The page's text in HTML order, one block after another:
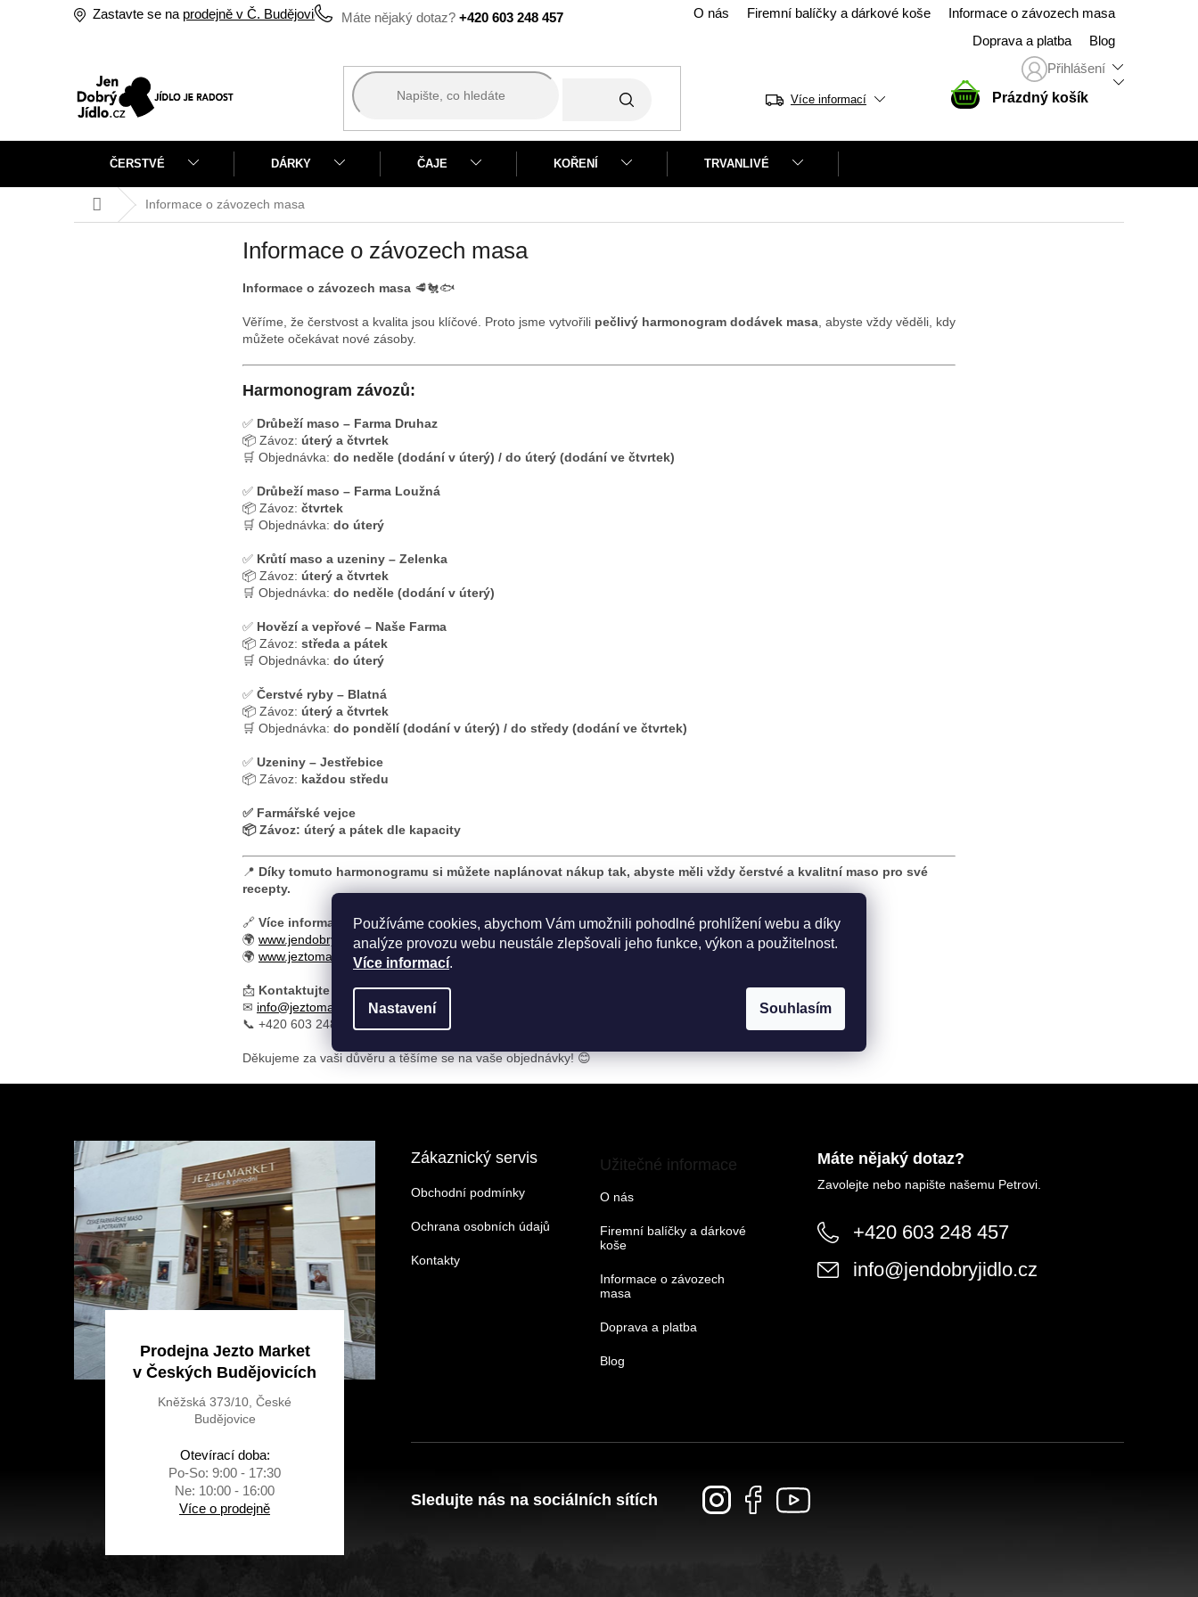
Používáme cookies, abychom Vám umožnili pohodlné prohlížení webu a díky
analýze provozu webu neustále zlepšovali jeho funkce, výkon a použitelnost.
Více informací.
Nastavení Souhlasím
+420 603 248 457
Zastavte se na prodejně v Č. Budějovicích O nás Firemní balíčky a dárkové koše
Informace o závozech masa
Doprava a platba
Blog
Přihlášení
Více informací
NÁKUPNÍ
KOŠÍK
Prázdný košík
ČERSTVÉ DÁRKY ČAJE KOŘENÍ TRVANLIVÉ
Domů Informace o závozech masa
Informace o závozech masa
Informace o závozech masa 🥩🐔🐟
Věříme, že čerstvost a kvalita jsou klíčové. Proto jsme vytvořili pečlivý harmonogram dodávek masa, abyste vždy věděli, kdy
můžete očekávat nové zásoby.
Harmonogram závozů:
✅ Drůbeží maso – Farma Druhaz
📦 Závoz: úterý a čtvrtek
🛒 Objednávka: do neděle (dodání v úterý) / do úterý (dodání ve čtvrtek)
✅ Drůbeží maso – Farma Loužná
📦 Závoz: čtvrtek
🛒 Objednávka: do úterý
✅ Krůtí maso a uzeniny – Zelenka
📦 Závoz: úterý a čtvrtek
🛒 Objednávka: do neděle (dodání v úterý)
✅ Hovězí a vepřové – Naše Farma
📦 Závoz: středa a pátek
🛒 Objednávka: do úterý
✅ Čerstvé ryby – Blatná
📦 Závoz: úterý a čtvrtek
🛒 Objednávka: do pondělí (dodání v úterý) / do středy (dodání ve čtvrtek)
✅ Uzeniny – Jestřebice
📦 Závoz: každou středu
✅ Farmářské vejce
📦 Závoz: úterý a pátek dle kapacity
📍 Díky tomuto harmonogramu si můžete naplánovat nákup tak, abyste měli vždy čerstvé a kvalitní maso pro své
recepty.
🔗 Více informací a objednávky:
🌍 www.jendobryjidlo.cz
🌍 www.jeztomarket.cz
📩 Kontaktujte nás:
✉ info@jeztomarket.cz|info@jendobryjidlo.cz
📞 +420 603 248 457
Děkujeme za vaši důvěru a těšíme se na vaše objednávky! 😊
Prodejna Jezto Market
v Českých Budějovicích
Kněžská 373/10, České
Budějovice
Otevírací doba:
Po-So: 9:00 - 17:30
Ne: 10:00 - 16:00
Více o prodejně
Zákaznický servis
Obchodní podmínky
Ochrana osobních údajů
Kontakty
Užitečné informace
O nás
Firemní balíčky a dárkové
koše
Informace o závozech
masa
Doprava a platba
Blog
Máte nějaký dotaz?
Zavolejte nebo napište našemu Petrovi.
+420 603 248 457
info@jendobryjidlo.cz
Sledujte nás na sociálních sítích